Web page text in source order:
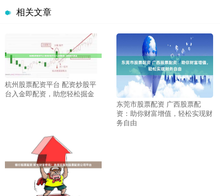
相关文章
杭州股票配资平台 配资炒股平
台入金即配资，助您轻松掘金
东莞市股票配资 广西股票配
资：助你财富增值，轻松实现财
务自由